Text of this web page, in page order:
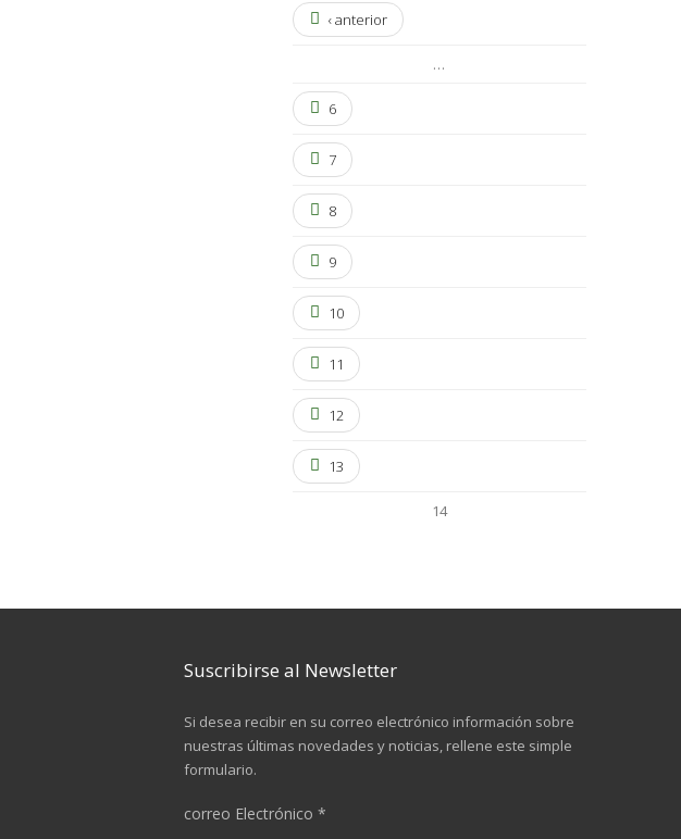
‹ anterior
…
6
7
8
9
10
11
12
13
14
Suscribirse al Newsletter
Si desea recibir en su correo electrónico información sobre
nuestras últimas novedades y noticias, rellene este simple
formulario.
correo Electrónico *